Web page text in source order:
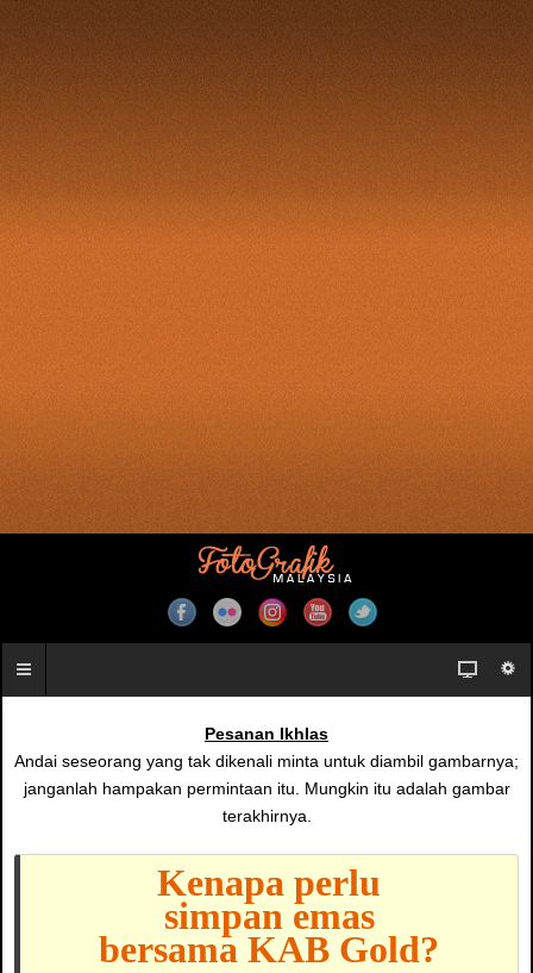
Pesanan Ikhlas
Andai seseorang yang tak dikenali minta untuk diambil gambarnya;
janganlah hampakan permintaan itu. Mungkin itu adalah gambar
terakhirnya.
Kenapa perlu
simpan emas
bersama KAB Gold?